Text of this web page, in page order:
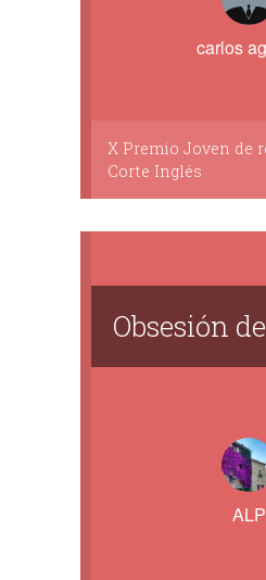
carlos
X Premio Joven de
Corte Inglés
Obsesión
ALP